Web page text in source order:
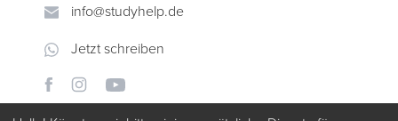
info@studyhelp.de
Jetzt schreiben